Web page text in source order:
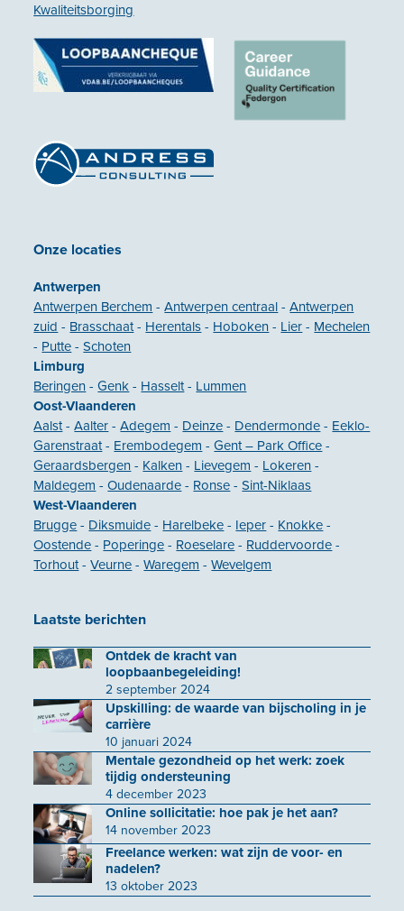
Kwaliteitsborging
Onze locaties
Antwerpen
Antwerpen Berchem -Antwerpen centraal -Antwerpen
zuid - Brasschaat- Herentals - Hoboken - Lier - Mechelen
- Putte -Schoten
Limburg
Beringen -Genk - Hasselt- Lummen
Oost-Vlaanderen
Aalst-Aalter -Adegem - Deinze - Dendermonde - Eeklo-
Garenstraat- Erembodegem -Gent – Park Office -
Geraardsbergen - Kalken - Lievegem - Lokeren -
Maldegem -Oudenaarde - Ronse -Sint-Niklaas
West-Vlaanderen
Brugge - Diksmuide - Harelbeke - Ieper - Knokke -
Oostende - Poperinge - Roeselare - Ruddervoorde -
Torhout-Veurne -Waregem -Wevelgem
Laatste berichten
Ontdek de kracht van
loopbaanbegeleiding!
2 september 2024
Upskilling: de waarde van bijscholing in je
carrière
10 januari 2024
Mentale gezondheid op het werk: zoek
tijdig ondersteuning
4 december 2023
Online sollicitatie: hoe pak je het aan?
14 november 2023
Freelance werken: wat zijn de voor- en
nadelen?
13 oktober 2023